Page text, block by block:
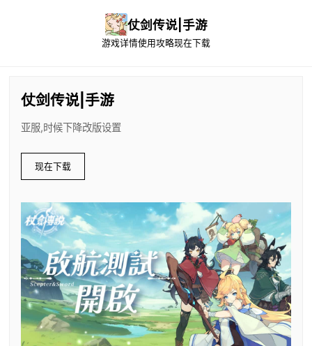
仗剑传说|手游
游戏详情使用攻略现在下载
仗剑传说|手游
亚服,时候下降改版设置
现在下载